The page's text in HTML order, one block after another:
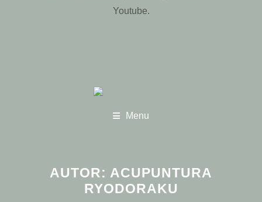
Youtube.
Menu
AUTOR: ACUPUNTURA
RYODORAKU